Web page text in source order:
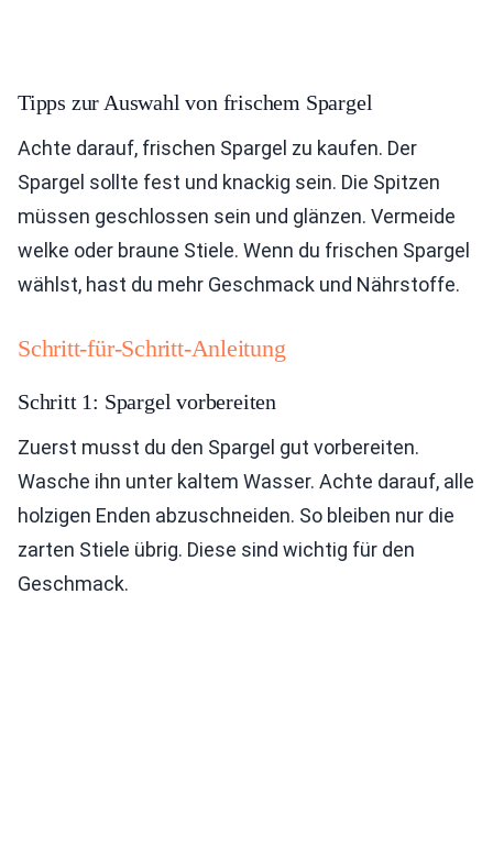
Tipps zur Auswahl von frischem Spargel
Achte darauf, frischen Spargel zu kaufen. Der
Spargel sollte fest und knackig sein. Die Spitzen
müssen geschlossen sein und glänzen. Vermeide
welke oder braune Stiele. Wenn du frischen Spargel
wählst, hast du mehr Geschmack und Nährstoffe.
Schritt-für-Schritt-Anleitung
Schritt 1: Spargel vorbereiten
Zuerst musst du den Spargel gut vorbereiten.
Wasche ihn unter kaltem Wasser. Achte darauf, alle
holzigen Enden abzuschneiden. So bleiben nur die
zarten Stiele übrig. Diese sind wichtig für den
Geschmack.